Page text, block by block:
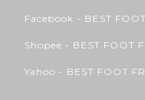
Facebook - BEST
Shopee - BEST FOOT
Yahoo - BEST FOOT